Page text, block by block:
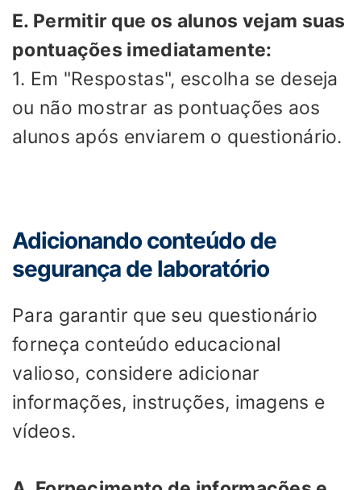
E. Permitir que os alunos vejam suas
pontuações imediatamente:
1. Em "Respostas", escolha se deseja
ou não mostrar as pontuações aos
alunos após enviarem o questionário.
Adicionando conteúdo de
segurança de laboratório
Para garantir que seu questionário
forneça conteúdo educacional
valioso, considere adicionar
informações, instruções, imagens e
vídeos.